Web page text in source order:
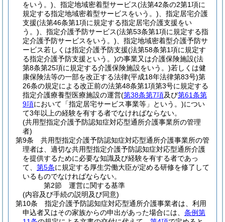
をいう。) 、指定地域密着型サービス(法第42条の2第1項に
規定する指定地域密着型サービスをいう。) 、指定居宅介護
支援(法第46条第1項に規定する指定居宅介護支援をい
う。) 、指定介護予防サービス(法第53条第1項に規定する指
定介護予防サービスをいう。) 、指定地域密着型介護予防サ
ービス若しくは指定介護予防支援(法第58条第1項に規定す
る指定介護予防支援という。)の事業又は介護保険施設(法
第8条第25項に規定する介護保険施設をいう。)若しくは健
康保険法等の一部を改正する法律(平成18年法律第83号)第
26条の規定による改正前の法第48条第1項第3号に規定する
指定介護療養型医療施設の運営(第38条第7項及び第61条第
9項において「指定居宅サービス事業等」という。)につい
て3年以上の経験を有する者でなければならない。
(共用型指定介護予防認知症対応型通所介護事業所の管理
者)
第9条
共用型指定介護予防認知症対応型通所介護事業所の管
理者は、適切な共用型指定介護予防認知症対応型通所介護
を提供するために必要な知識及び経験を有する者であっ
て、 第5条に規定する厚生労働大臣が定める研修を修了して
いるものでなければならない。
第2節
運営に関する基準
(内容及び手続の説明及び同意)
第10条
指定介護予防認知症対応型通所介護事業者は、利用
申込者又はその家族からの申出があった場合には、 条例第